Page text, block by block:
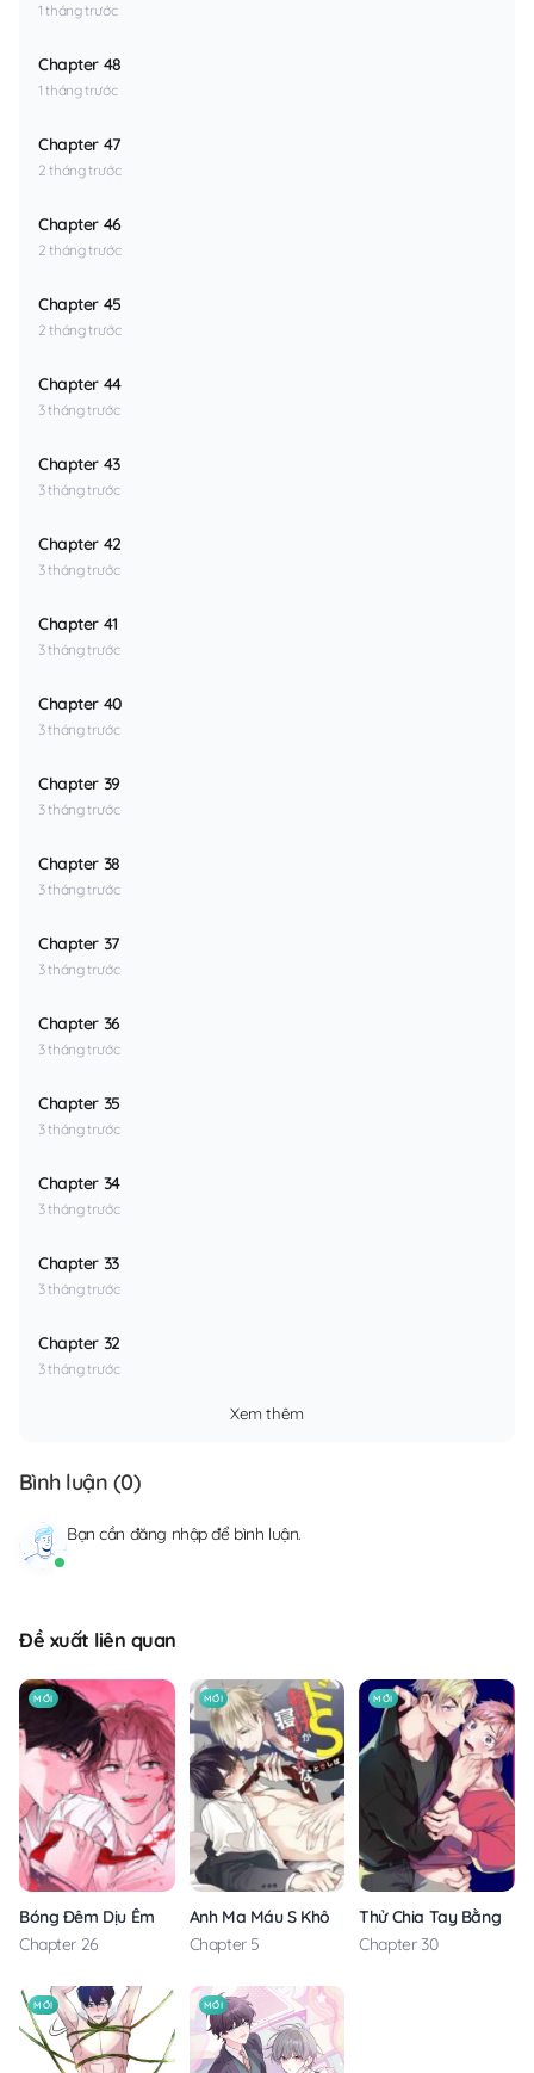
1 tháng trước
Chapter 48
1 tháng trước
Chapter 47
2 tháng trước
Chapter 46
2 tháng trước
Chapter 45
2 tháng trước
Chapter 44
3 tháng trước
Chapter 43
3 tháng trước
Chapter 42
3 tháng trước
Chapter 41
3 tháng trước
Chapter 40
3 tháng trước
Chapter 39
3 tháng trước
Chapter 38
3 tháng trước
Chapter 37
3 tháng trước
Chapter 36
3 tháng trước
Chapter 35
3 tháng trước
Chapter 34
3 tháng trước
Chapter 33
3 tháng trước
Chapter 32
3 tháng trước
Xem thêm
Bình luận (0)
Bạn cần đăng nhậpđể bình luận.
Đề xuất liên quan
MỚI
Bóng Đêm Dịu Êm
Chapter 26
MỚI
Anh Ma Máu S Không Cho Tôi Ngủ Yên
Chapter 5
MỚI
Thử Chia Tay Bằng
Chapter 30
MỚI MỚI